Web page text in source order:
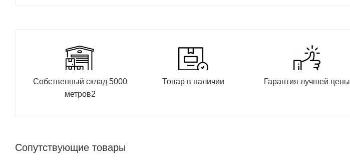
Собственный склад 5000
метров2
Товар в наличии Гарантия лучшей цены
Сопутствующие товары